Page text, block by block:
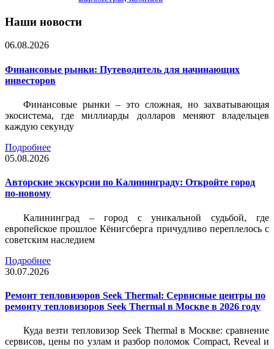
Наши новости
06.08.2026
Финансовые рынки: Путеводитель для начинающих
инвесторов
Финансовые рынки – это сложная, но захватывающая
экосистема, где миллиарды долларов меняют владельцев
каждую секунду
Подробнее
05.08.2026
Авторские экскурсии по Калининграду: Откройте город
по-новому
Калининград – город с уникальной судьбой, где
европейское прошлое Кёнигсберга причудливо переплелось с
советским наследием
Подробнее
30.07.2026
Ремонт тепловизоров Seek Thermal: Сервисные центры по
ремонту тепловизоров Seek Thermal в Москве в 2026 году
Куда везти тепловизор Seek Thermal в Москве: сравнение
сервисов, цены по узлам и разбор поломок Compact, Reveal и